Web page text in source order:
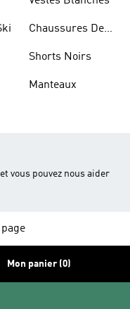
Chaussures De
Shorts Noirs
Manteaux
vous pouvez nous aider
Mon panier (0)